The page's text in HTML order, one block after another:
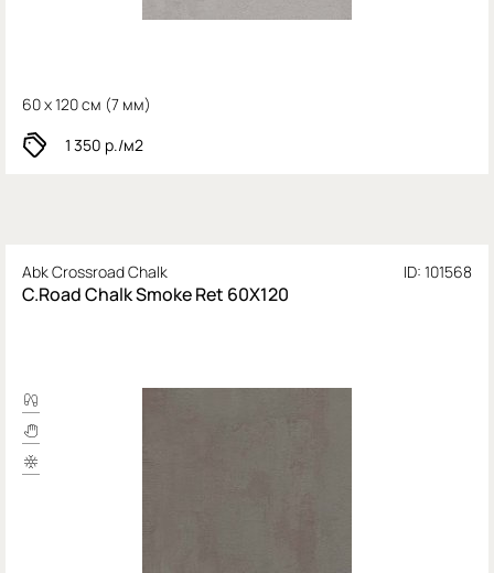
60 x 120 см (7 мм)
1 350 р./м2
Abk Crossroad Chalk ID: 101568
C.Road Chalk Smoke Ret 60Х120